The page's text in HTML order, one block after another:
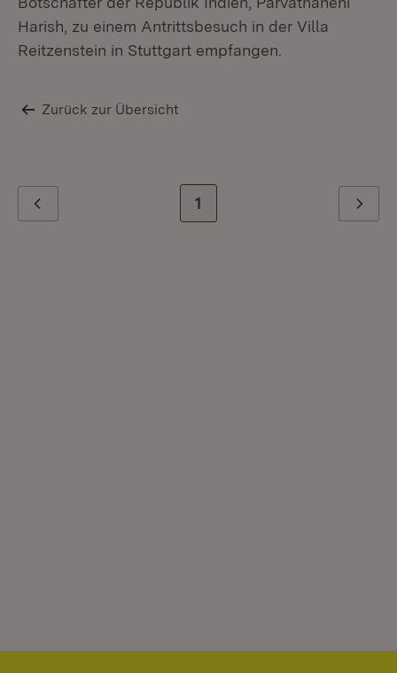
Harish, zu einem Antrittsbesuch in der Villa
Reitzenstein in Stuttgart empfangen.
Zurück zur Übersicht
Zur letzten Seite
1 Weiter